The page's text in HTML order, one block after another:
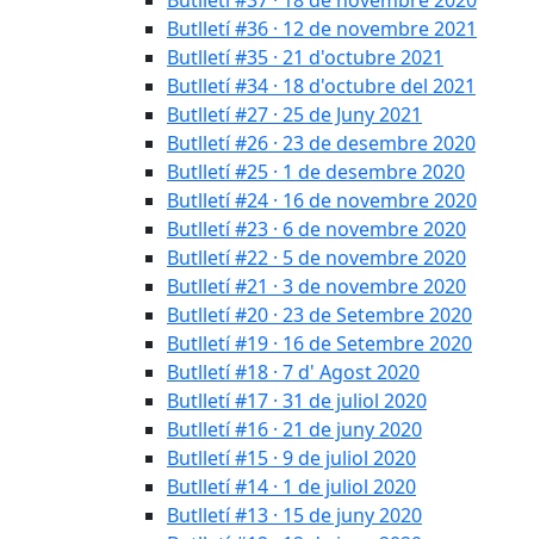
Butlletí #36 · 12 de novembre 2021
Butlletí #35 · 21 d'octubre 2021
Butlletí #34 · 18 d'octubre del 2021
Butlletí #27 · 25 de Juny 2021
Butlletí #26 · 23 de desembre 2020
Butlletí #25 · 1 de desembre 2020
Butlletí #24 · 16 de novembre 2020
Butlletí #23 · 6 de novembre 2020
Butlletí #22 · 5 de novembre 2020
Butlletí #21 · 3 de novembre 2020
Butlletí #20 · 23 de Setembre 2020
Butlletí #19 · 16 de Setembre 2020
Butlletí #18 · 7 d' Agost 2020
Butlletí #17 · 31 de juliol 2020
Butlletí #16 · 21 de juny 2020
Butlletí #15 · 9 de juliol 2020
Butlletí #14 · 1 de juliol 2020
Butlletí #13 · 15 de juny 2020